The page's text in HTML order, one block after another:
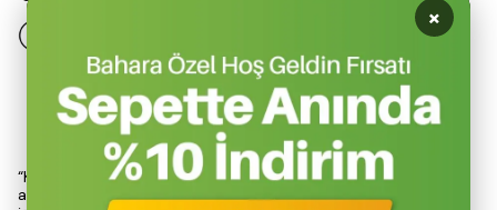
Ürün Açıklaması
“Kiwi KIM-4754 Oto Buzdolabı, seyahatlerde ve açık hava
aktivitelerinde yiyecek ile içeceklerin serin kalmasını sağlamak
×